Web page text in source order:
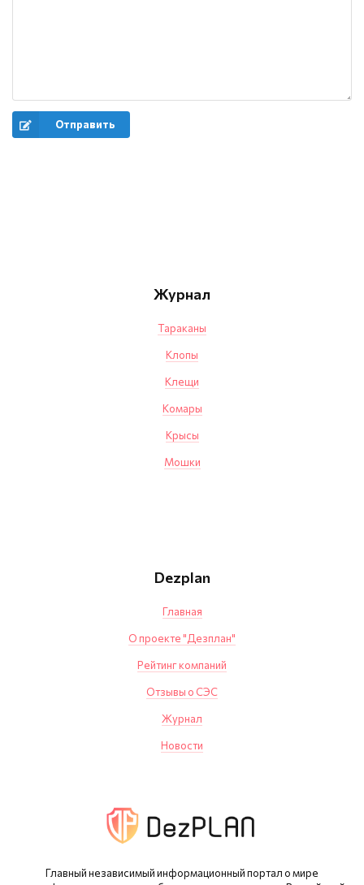
Отправить
Главный независимый информационный портал о мире
Dezplan
Главная
О проекте "Дезплан"
Рейтинг компаний
Отзывы о СЭС
Журнал
Новости
Журнал
Тараканы
Клопы
Клещи
Комары
Крысы
Мошки